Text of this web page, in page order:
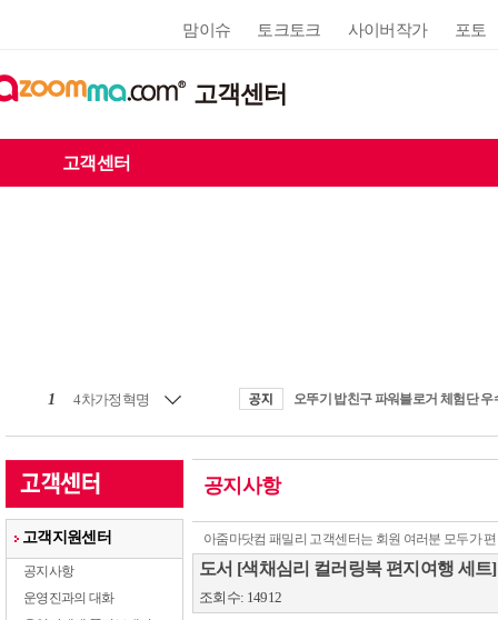
맘이슈 토크토크 사이버작가 포토
고객센터
고객센터
1 4차가정혁명
고객지원센터
공지사항
운영진과의 대화
공지사항
아줌마닷컴 패밀리 고객센터는 회원 여러분 모두가
도서 [색채심리 컬러링북 편지여행 세트
조회수: 14912